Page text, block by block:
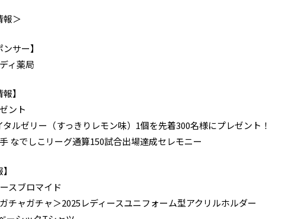
報＞
サー】
ィ薬局
】
ント
ルゼリー（すっきりレモン味）1個を先着300名様にプレゼント！
なでしこリーグ通算150試合出場達成セレモニー
スブロマイド
チャガチャ＞2025レディースユニフォーム型アクリルホルダー